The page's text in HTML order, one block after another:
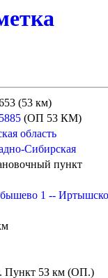
(53 км)
(ОП 53 КМ)
область
Сибирская
пункт
1 --
Пункт 5З км (ОП.)